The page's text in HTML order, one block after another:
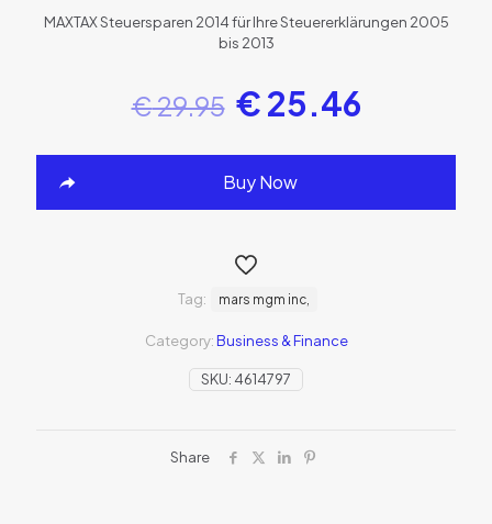
MAXTAX Steuersparen 2014 für Ihre Steuererklärungen 2005
bis 2013
€29.95 €25.46
Buy Now
SKU: 4614797
Category:Business & Finance
Tag: mars mgm inc,
Share